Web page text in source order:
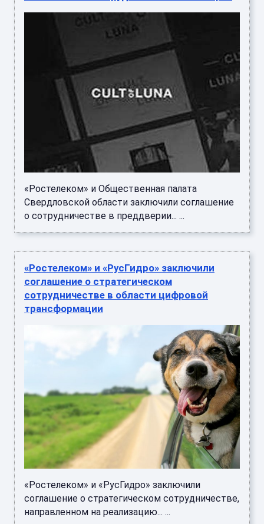
«Ростелеком» и Общественная палата
Свердловской области заключили соглашение
о сотрудничестве в преддверии... ...
«Ростелеком» и «РусГидро» заключили
соглашение о стратегическом
сотрудничестве в области цифровой
трансформации
«Ростелеком» и «РусГидро» заключили
соглашение о стратегическом сотрудничестве,
направленном на реализацию... ...